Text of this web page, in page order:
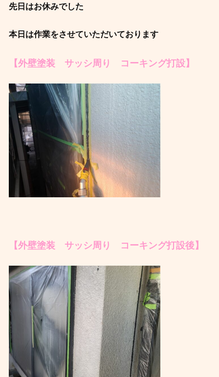
先日はお休みでした
本日は作業をさせていただいております
【外壁塗装 サッシ周り コーキング打設】
【外壁塗装 サッシ周り コーキング打設後】